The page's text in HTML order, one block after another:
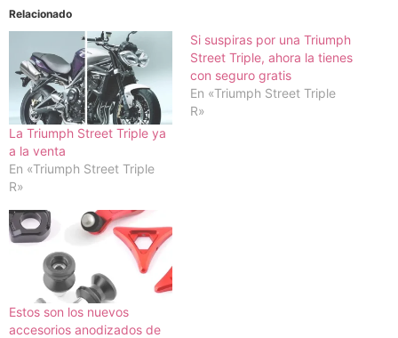
Relacionado
La Triumph Street Triple ya
a la venta
En «Triumph Street Triple
R»
Si suspiras por una Triumph
Street Triple, ahora la tienes
con seguro gratis
En «Triumph Street Triple
R»
Estos son los nuevos
accesorios anodizados de